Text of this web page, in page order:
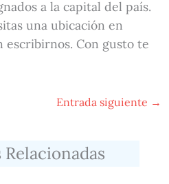
a la capital del país.
una ubicación en
escribirnos. Con gusto te
Entrada siguiente →